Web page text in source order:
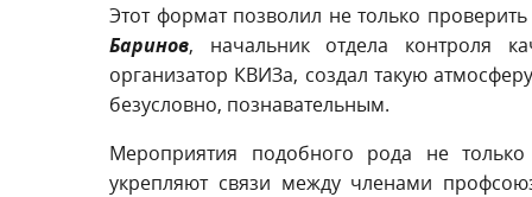
Этот формат позволил не только
Баринов, начальник отдела контроля
организатор КВИЗа, создал такую
безусловно, познавательным.
Мероприятия подобного рода не
укрепляют связи между членами